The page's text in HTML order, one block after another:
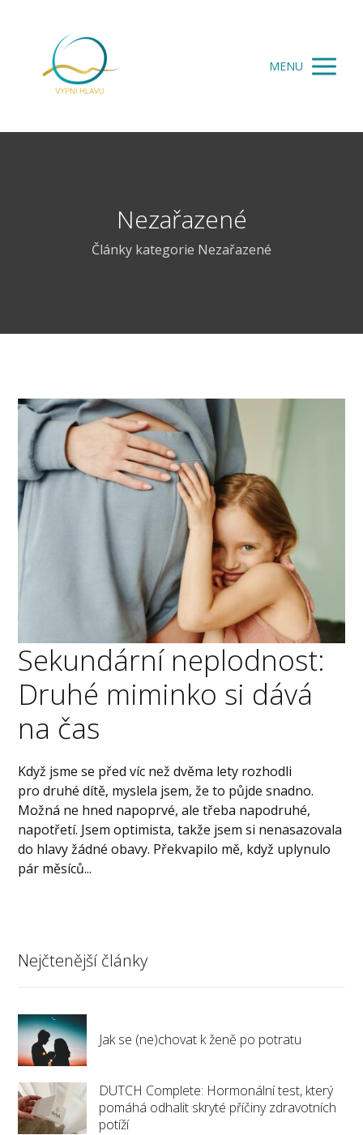
MENU
Nezařazené
Články kategorie Nezařazené
Sekundární neplodnost:
Druhé miminko si dává
na čas
Když jsme se před víc než dvěma lety rozhodli
pro druhé dítě, myslela jsem, že to půjde snadno.
Možná ne hned napoprvé, ale třeba napodruhé,
napotřetí. Jsem optimista, takže jsem si nenasazovala
do hlavy žádné obavy. Překvapilo mě, když uplynulo
pár měsíců...
Nejčtenější články
Jak se (ne)chovat k ženě po potratu
DUTCH Complete: Hormonální test, který
pomáhá odhalit skryté příčiny zdravotních
potíží